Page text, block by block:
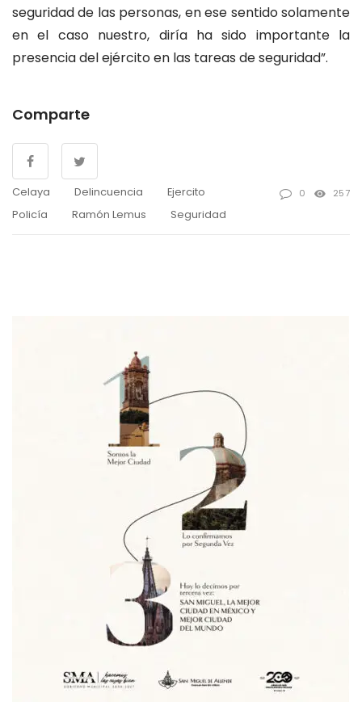
seguridad de las personas, en ese sentido solamente
en el caso nuestro, diría ha sido importante la
presencia del ejército en las tareas de seguridad”.
Comparte
Celaya Delincuencia
Ejercito
Policía
Ramón Lemus Seguridad
0 257